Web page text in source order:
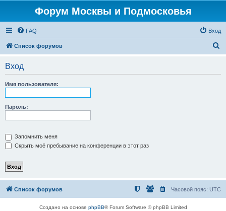
Форум Москвы и Подмосковья
FAQ Вход
Список форумов
Вход
Имя пользователя:
Пароль:
Запомнить меня
Скрыть моё пребывание на конференции в этот раз
Список форумов Часовой пояс: UTC
Создано на основе phpBB® Forum Software © phpBB Limited